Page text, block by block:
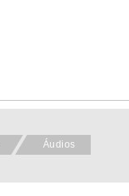
Áudios